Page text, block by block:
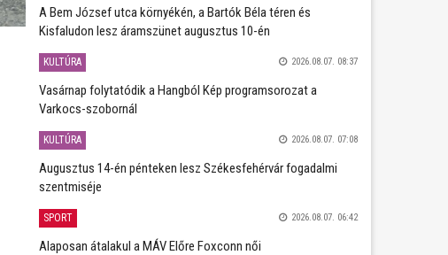
A Bem József utca környékén, a Bartók Béla téren és
Kisfaludon lesz áramszünet augusztus 10-én
KULTÚRA 2026.08.07. 08:37
Vasárnap folytatódik a Hangból Kép programsorozat a
Varkocs-szobornál
KULTÚRA 2026.08.07. 07:08
Augusztus 14-én pénteken lesz Székesfehérvár fogadalmi
szentmiséje
SPORT 2026.08.07. 06:42
Alaposan átalakul a MÁV Előre Foxconn női